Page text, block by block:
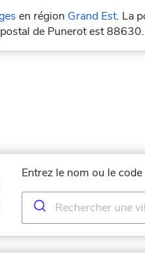
en région Grand Est. La
de Punerot est 88630.
Entrez le nom ou le